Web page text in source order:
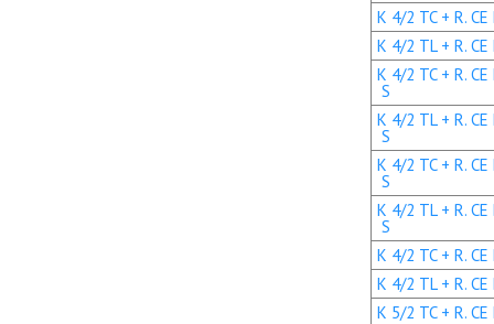
K 4/2 TC + R. CE
K 4/2 TL + R. CE
K 4/2 TC + R.
S
K 4/2 TL + R.
S
K 4/2 TC + R.
S
K 4/2 TL + R.
S
K 4/2 TC + R. CE
K 4/2 TL + R. CE
K 5/2 TC + R. CE